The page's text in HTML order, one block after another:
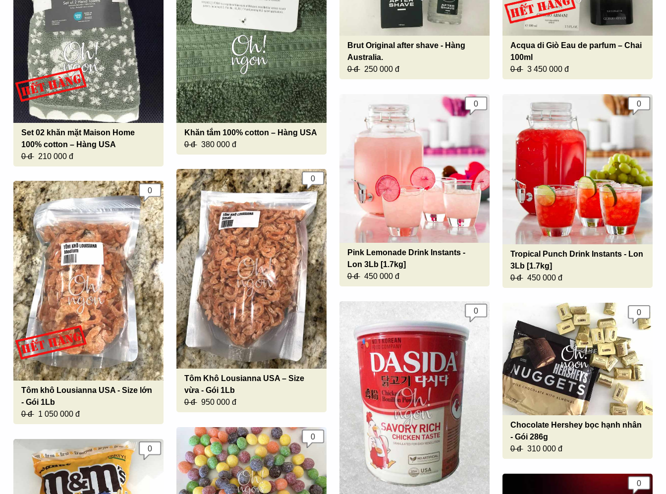
Set 02 khăn mặt Maison Home
100% cotton – Hàng USA
0 đ 210 000 đ
Khăn tắm 100% cotton – Hàng USA
0 đ 380 000 đ
Brut Original after shave - Hàng
Australia.
0 đ 250 000 đ
Acqua di Giò Eau de parfum – Chai
100ml
0 đ 3 450 000 đ
0
Pink Lemonade Drink Instants -
Lon 3Lb [1.7kg]
0 đ 450 000 đ
0
Tropical Punch Drink Instants - Lon
3Lb [1.7kg]
0 đ 450 000 đ
0
Tôm Khô Lousianna USA – Size
vừa - Gói 1Lb
0 đ 950 000 đ
0
Tôm khô Lousianna USA - Size lớn
- Gói 1Lb
0 đ 1 050 000 đ
0 0
Chocolate Hershey bọc hạnh nhân
- Gói 286g
0 đ 310 000 đ
0
0
0